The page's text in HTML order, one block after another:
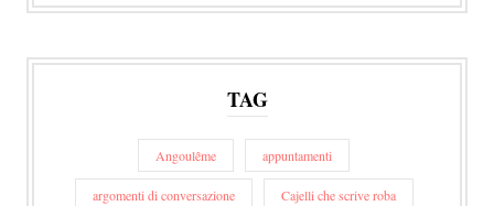
TAG
Angoulême appuntamenti
argomenti di conversazione Cajelli che scrive roba